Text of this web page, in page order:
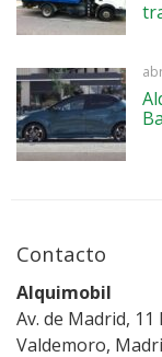
Contacto
Alquimobil
Av. de Madrid, 11
Valdemoro,